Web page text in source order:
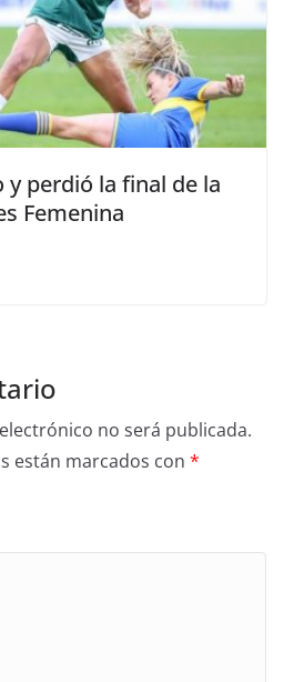
y perdió la final de la
Femenina
no será publicada.
están marcados con *